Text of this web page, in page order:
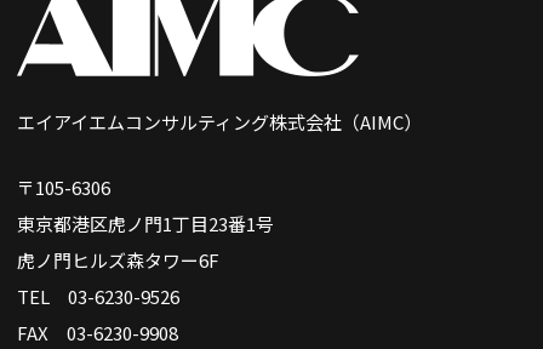
エイアイエムコンサルティング株式会社（AIMC）
〒105-6306
東京都港区虎ノ門1丁目23番1号
虎ノ門ヒルズ森タワー6F
TEL 03-6230-9526
FAX 03-6230-9908